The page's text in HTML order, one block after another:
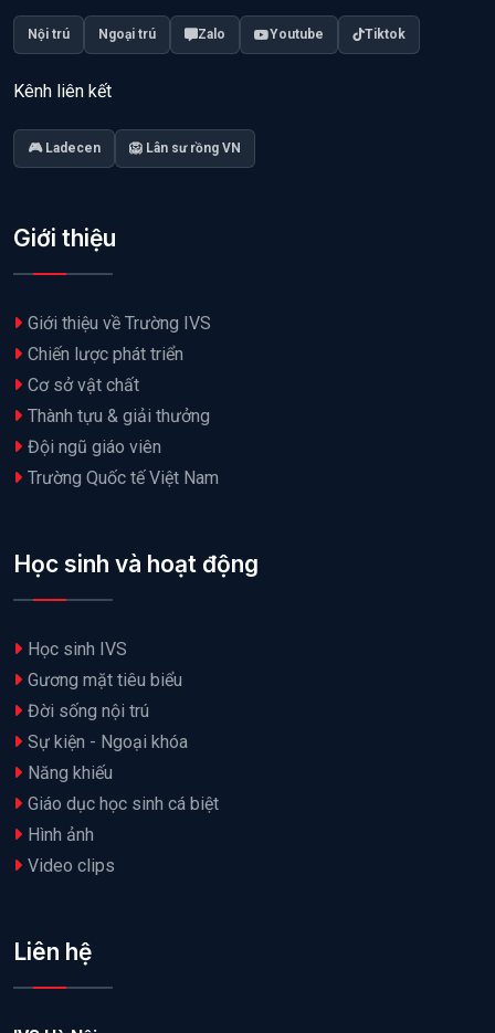
Nội trú Ngoại trú Zalo Youtube Tiktok
Kênh liên kết
🎮 Ladecen 🦁 Lân sư rồng VN
Giới thiệu
Giới thiệu về Trường IVS
Chiến lược phát triển
Cơ sở vật chất
Thành tựu & giải thưởng
Đội ngũ giáo viên
Trường Quốc tế Việt Nam
Học sinh và hoạt động
Học sinh IVS
Gương mặt tiêu biểu
Đời sống nội trú
Sự kiện - Ngoại khóa
Năng khiếu
Giáo dục học sinh cá biệt
Hình ảnh
Video clips
Liên hệ